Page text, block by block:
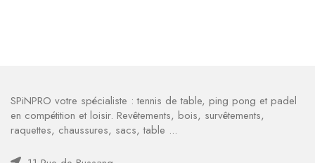
SPiNPRO votre spécialiste : tennis de table, ping pong et padel
en compétition et loisir. Revêtements, bois, survêtements,
raquettes, chaussures, sacs, table ...